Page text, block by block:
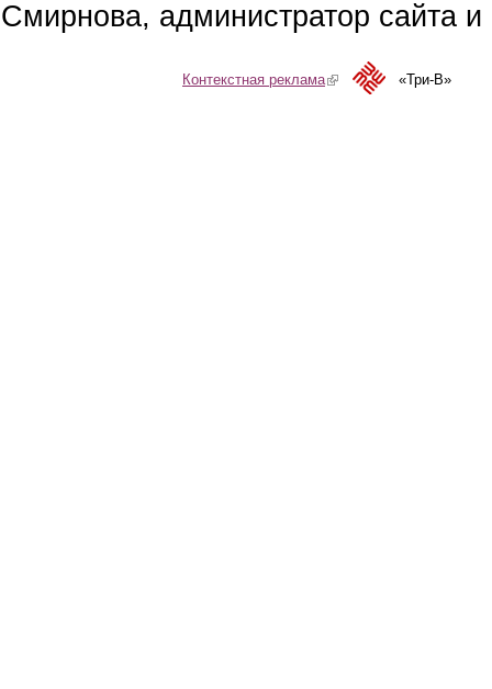
Смирнова, администратор сайта
Контекстная реклама(link is external)«Три-В»